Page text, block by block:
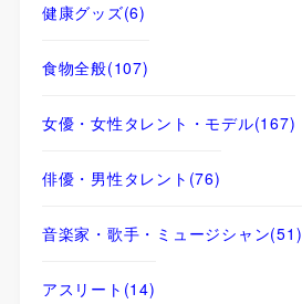
健康グッズ(6)
食物全般(107)
女優・女性タレント・モデル(167)
俳優・男性タレント (76)
音楽家・歌手・ミュージシャン(51)
アスリート (14)